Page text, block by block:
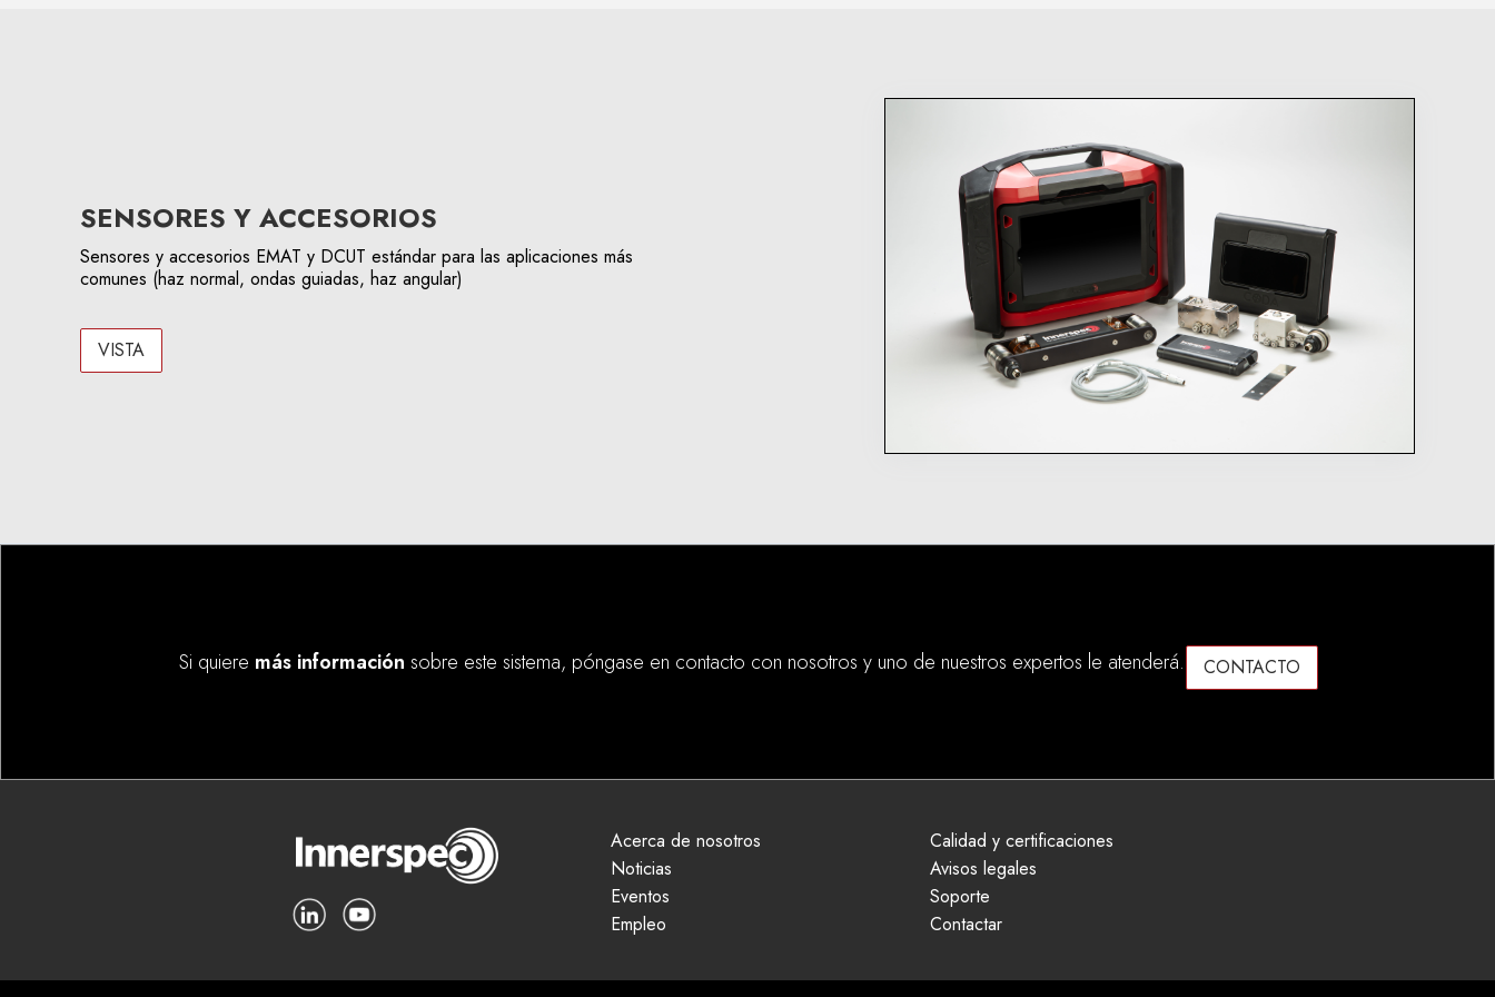
SENSORES Y ACCESORIOS
Sensores y accesorios EMAT y DCUT estándar para las aplicaciones más
comunes (haz normal, ondas guiadas, haz angular)
VISTA
Si quiere más información sobre este sistema, póngase en contacto con nosotros y uno de nuestros expertos le atenderá. CONTACTO
Acerca de nosotros
Noticias
Eventos
Empleo
Calidad y certificaciones
Avisos legales
Soporte
Contactar